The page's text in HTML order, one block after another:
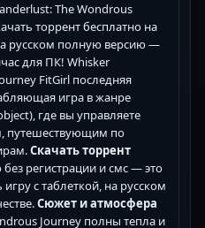
The Wondrous
торрент бесплатно на
русском полную версию —
для ПК! Whisker
FitGirl последняя
игра в жанре
где вы управляете
путешествующим по
Скачать торрент
регистрации и смс — это
с таблеткой, на русском
Сюжет и атмосфера
Journey полны тепла и